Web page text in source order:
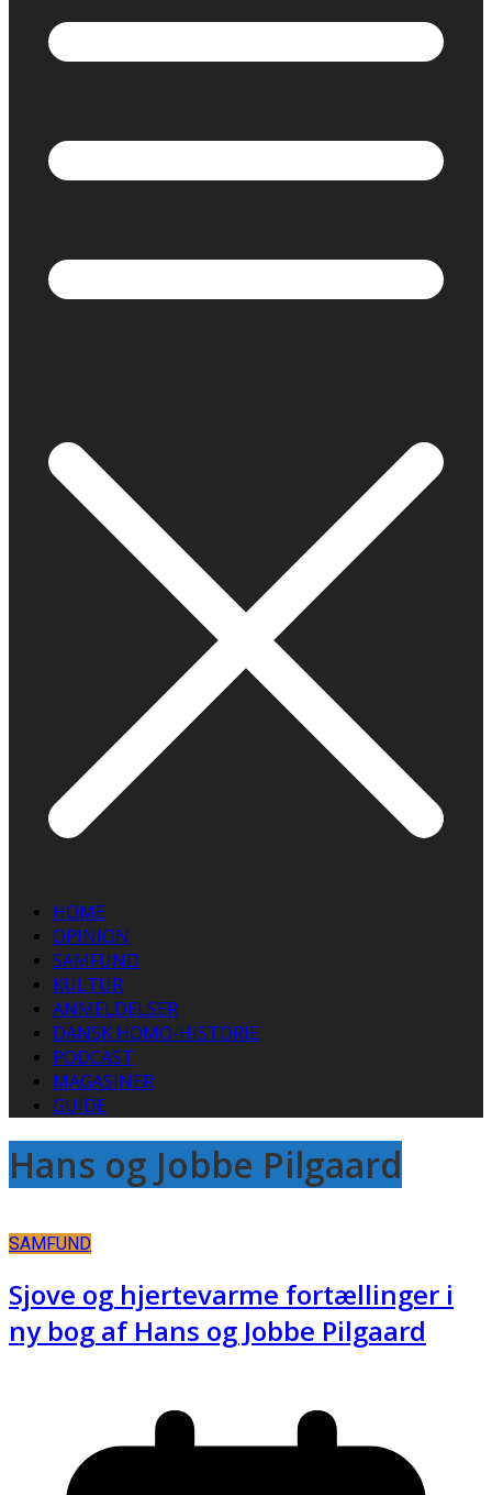
HOME
OPINION
SAMFUND
KULTUR
ANMELDELSER
DANSK HOMO-HISTORIE
PODCAST
MAGASINER
GUIDE
Hans og Jobbe Pilgaard
SAMFUND
Sjove og hjertevarme fortællinger i
ny bog af Hans og Jobbe Pilgaard